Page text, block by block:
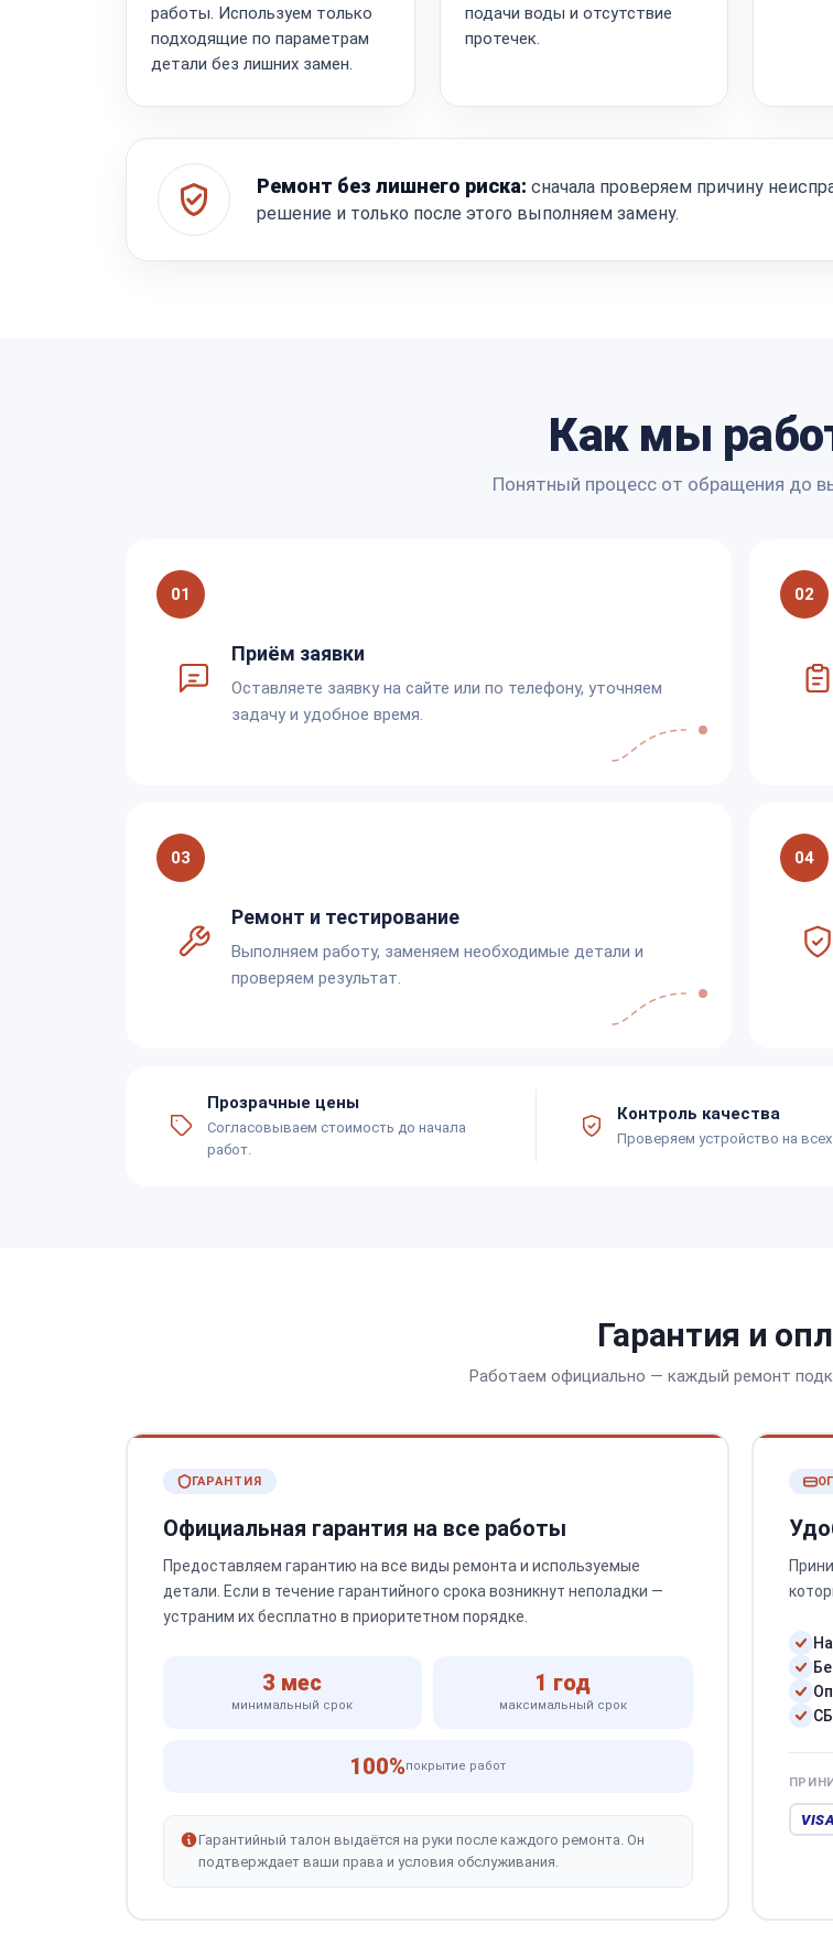
работы. Используем только
подходящие по параметрам
детали без лишних замен.
подачи воды и отсутствие
протечек.
Ремонт без лишнего риска: сначала проверяем причину
решение и только после этого выполняем замену.
Как мы
Понятный процесс от обращения до
01
Приём заявки
Оставляете заявку на сайте или по телефону, уточняем
задачу и удобное время.
02
03
Ремонт и тестирование
Выполняем работу, заменяем необходимые детали и
проверяем результат.
04
Прозрачные цены
Согласовываем стоимость до начала
работ.
Контроль качества
Проверяем устройство на всех
Гарантия и
Работаем официально — каждый ремонт
ГАРАНТИЯ
Официальная гарантия на все работы
Предоставляем гарантию на все виды ремонта и используемые
детали. Если в течение гарантийного срока возникнут неполадки —
устраним их бесплатно в приоритетном порядке.
3 мес
минимальный срок
1 год
максимальный срок
100%покрытие работ
Гарантийный талон выдаётся на руки после каждого ремонта. Он
подтверждает ваши права и условия обслуживания.
VISA